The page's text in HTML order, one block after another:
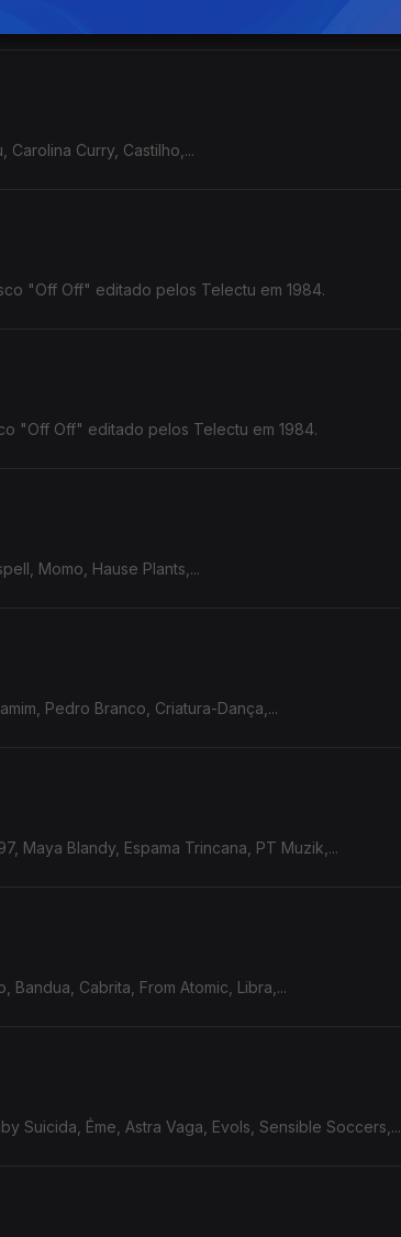
Maquina,...
Carolina Curry, Castilho,...
"Off Off" editado pelos Telectu em 1984.
"Off Off" editado pelos Telectu em 1984.
Momo, Hause Plants,...
Pedro Branco, Criatura-Dança,...
Maya Blandy, Espama Trincana, PT Muzik,...
Bandua, Cabrita, From Atomic, Libra,...
Suicida, Éme, Astra Vaga, Evols, Sensible Soccers,...